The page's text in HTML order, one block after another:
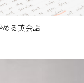
める英会話